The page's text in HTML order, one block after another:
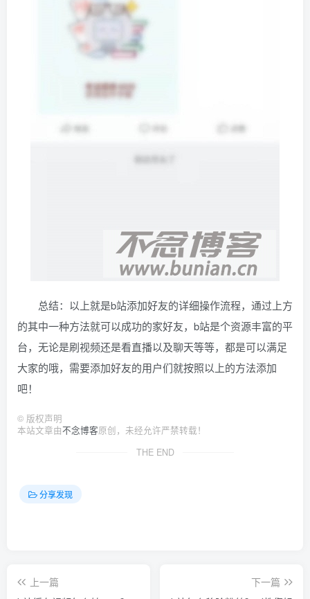
总结：以上就是b站添加好友的详细操作流程，通过上方
的其中一种方法就可以成功的家好友，b站是个资源丰富的平
台，无论是刷视频还是看直播以及聊天等等，都是可以满足
大家的哦，需要添加好友的用户们就按照以上的方法添加
吧！
© 版权声明
本站文章由不念博客原创，未经允许严禁转载！
THE END
分享发现
上一篇
下一篇